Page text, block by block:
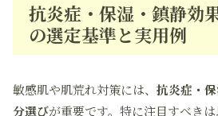
抗炎症・保湿・鎮静効
の選定基準と実用例
敏感肌や肌荒れ対策には、 抗炎症・
分選びが重要です。特に注目すべきは